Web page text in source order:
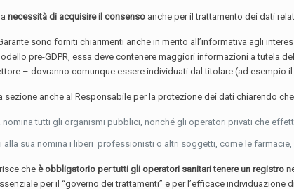
necessità di acquisire il consenso anche per il trattamento dei dati
sono forniti chiarimenti anche in merito all’informativa agli
pre-GDPR, essa deve contenere maggiori informazioni a tutela
– dovranno comunque essere individuati dal titolare (ad esempio
sezione anche al Responsabile per la protezione dei dati chiarendo
nomina tutti gli organismi pubblici, nonché gli operatori privati che
alla sua nomina i liberi professionisti o altri soggetti, come le
cheè obbligatorio per tutti gli operatori sanitari tenere un registro
per il “governo dei trattamenti” e per l’efficace